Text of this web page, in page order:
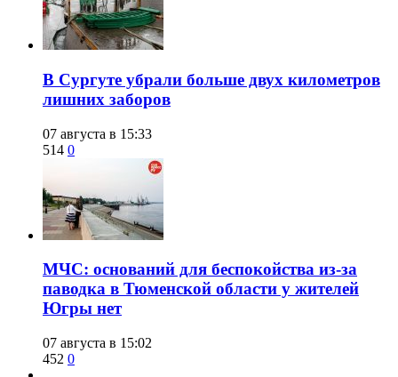
​В Сургуте убрали больше двух километров
лишних заборов
07 августа в 15:33
514 0
​МЧС: оснований для беспокойства из-за
паводка в Тюменской области у жителей
Югры нет
07 августа в 15:02
452 0